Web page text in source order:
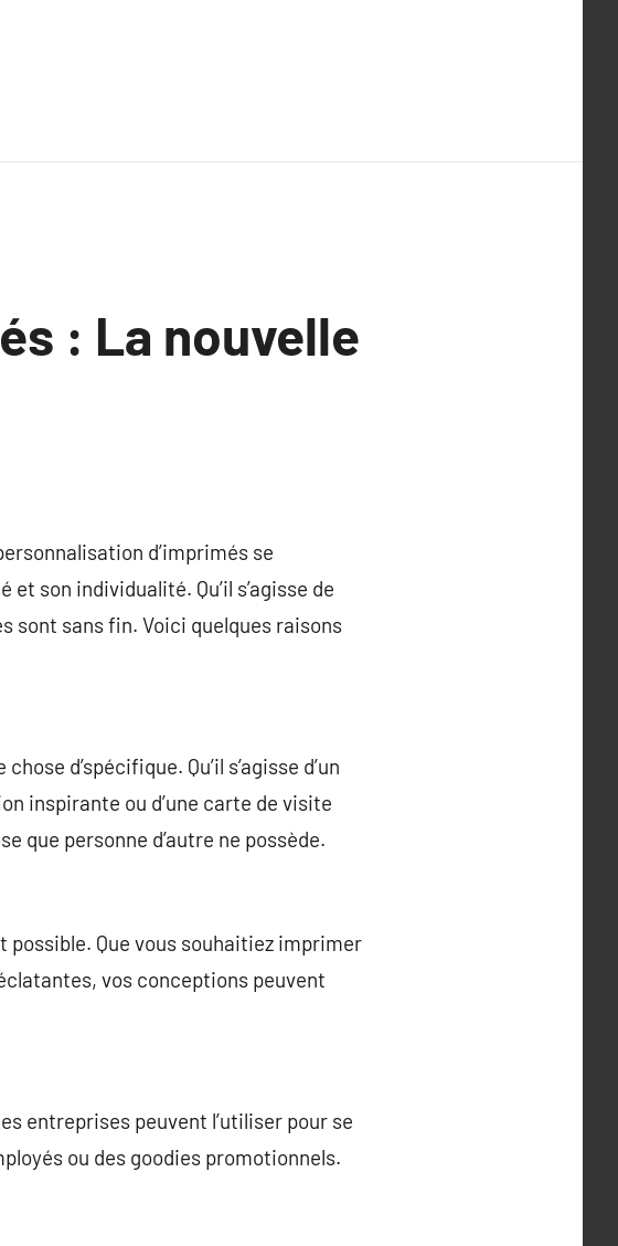
: La nouvelle
d’imprimés se
son individualité. Qu’il s’agisse de
sont sans fin. Voici quelques raisons
d’spécifique. Qu’il s’agisse d’un
inspirante ou d’une carte de visite
que personne d’autre ne possède.
Que vous souhaitiez imprimer
vos conceptions peuvent
entreprises peuvent l’utiliser pour se
ou des goodies promotionnels.